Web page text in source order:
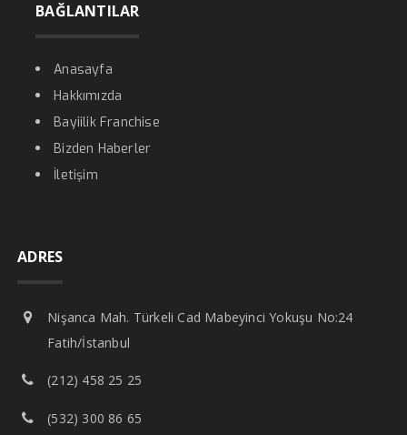
BAĞLANTILAR
Anasayfa
Hakkımızda
Bayiilik Franchise
Bizden Haberler
İletişim
ADRES
Nişanca Mah. Türkeli Cad Mabeyinci Yokuşu No:24
Fatih/İstanbul
(212) 458 25 25
(532) 300 86 65